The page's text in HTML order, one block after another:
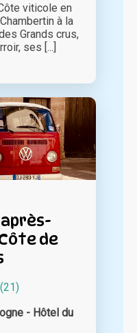
viticole en
à la
Grands crus,
ses [...]
de
- Hôtel du